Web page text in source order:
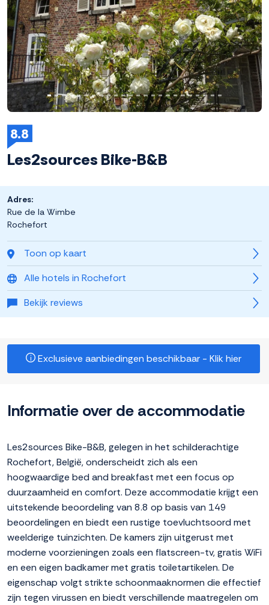
8.8
Les2sources Bike-B&B
Toon op kaart
Alle hotels in Rochefort
Bekijk reviews
Adres:
Rue de la Wimbe
Rochefort
Exclusieve aanbiedingen beschikbaar - Klik hier
Informatie over de accommodatie
Les2sources Bike-B&B, gelegen in het schilderachtige
Rochefort, België, onderscheidt zich als een
hoogwaardige bed and breakfast met een focus op
duurzaamheid en comfort. Deze accommodatie krijgt een
uitstekende beoordeling van 8.8 op basis van 149
beoordelingen en biedt een rustige toevluchtsoord met
weelderige tuinzichten. De kamers zijn uitgerust met
moderne voorzieningen zoals een flatscreen-tv, gratis WiFi
en een eigen badkamer met gratis toiletartikelen. De
eigenschap volgt strikte schoonmaaknormen die effectief
zijn tegen virussen en biedt verschillende maatregelen om